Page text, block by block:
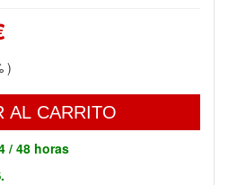
)
AL CARRITO
/ 48 horas